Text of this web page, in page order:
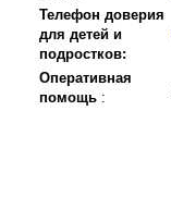
Телефон доверия
для детей и
подростков:
Оперативная
помощь :